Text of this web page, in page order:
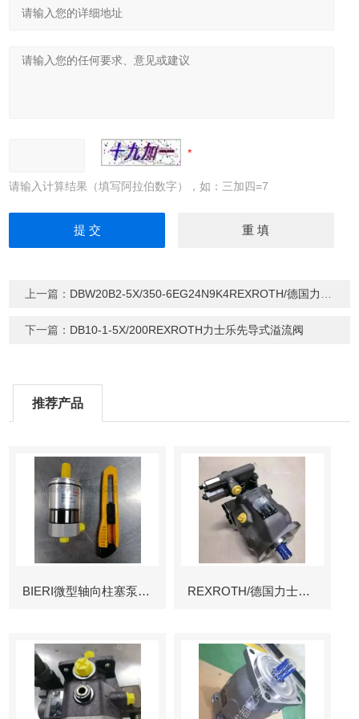
请输入计算结果（填写阿拉伯数字），如：三加四=7
上一篇： DBW20B2-5X/350-6EG24N9K4REXROTH/德国力士乐溢流阀（船用）
下一篇： DB10-1-5X/200REXROTH力士乐先导式溢流阀
推荐产品
BIERI微型轴向柱塞泵AKP REXROTH/德国力士乐叶片泵